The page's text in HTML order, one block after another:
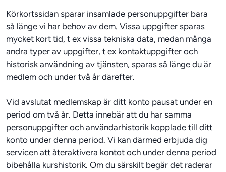
Körkortssidan sparar insamlade personuppgifter bara
så länge vi har behov av dem. Vissa uppgifter sparas
mycket kort tid, t ex vissa tekniska data, medan många
andra typer av uppgifter, t ex kontaktuppgifter och
historisk användning av tjänsten, sparas så länge du är
medlem och under två år därefter.
Vid avslutat medlemskap är ditt konto pausat under en
period om två år. Detta innebär att du har samma
personuppgifter och användarhistorik kopplade till ditt
konto under denna period. Vi kan därmed erbjuda dig
servicen att återaktivera kontot och under denna period
bibehålla kurshistorik. Om du särskilt begär det raderar